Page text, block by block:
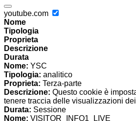
youtube.com
Nome
Tipologia
Proprieta
Descrizione
Durata
Nome: YSC
Tipologia: analitico
Proprieta: Terza-parte
Descrizione: Questo cookie è
tenere traccia delle visualizzazioni
Durata: Sessione
Nome: VISITOR_INFO1_LIVE